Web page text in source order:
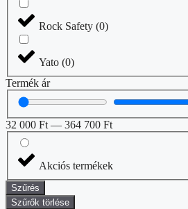
Rock Safety (0)
Yato (0)
Termék ár
32 000 Ft — 364 700 Ft
Akciós termékek
Szűrés
Szűrők törlése